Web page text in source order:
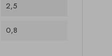
2,5
0,8